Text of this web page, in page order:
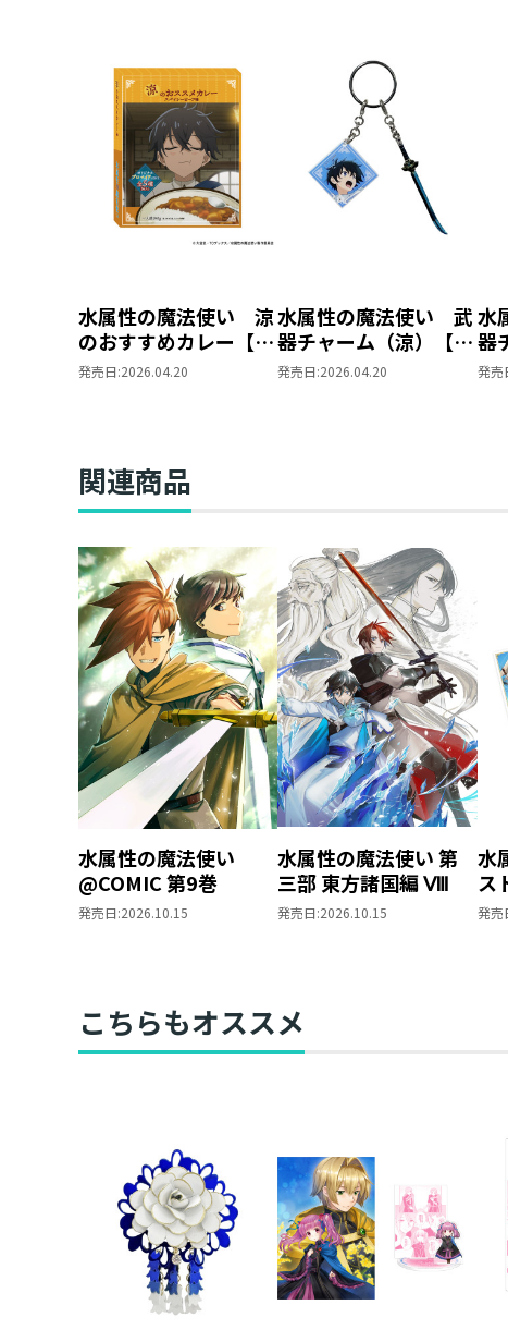
水属性の魔法使い 涼
のおすすめカレー【ア
ニメグッズ】
発売日:2026.04.20
水属性の魔法使い 武
器チャーム（涼）【ア
ニメグッズ】
発売日:2026.04.20
水
器
【
発売
関連商品
水属性の魔法使い
@COMIC 第9巻
発売日:2026.10.15
水属性の魔法使い 第
三部 東方諸国編 Ⅷ
発売日:2026.10.15
水
ス
発売
こちらもオススメ